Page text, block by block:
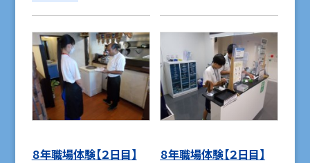
８年職場体験【２日目】
８年職場体験【２日目】